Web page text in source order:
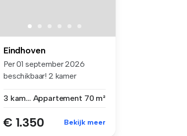
Eindhoven
Per 01 september 2026
beschikbaar! 2 kamer
3 kamers Appartement 70 m²
€ 1.350 Bekijk meer